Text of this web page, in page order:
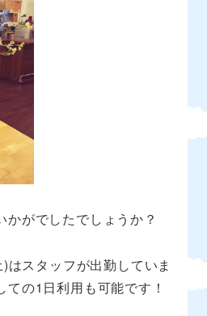
かがでしたでしょうか？
)はスタッフが出勤していま
ての1 日利用も可能です！